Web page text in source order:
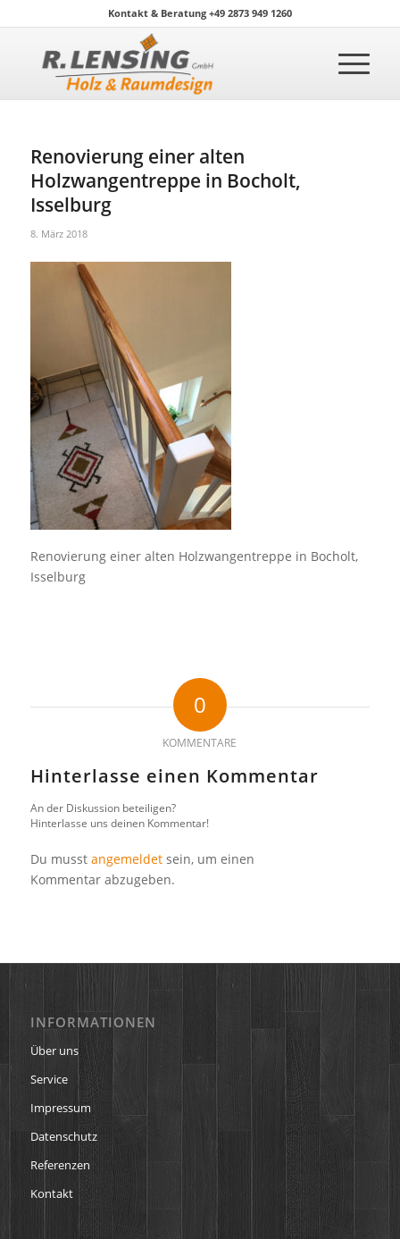
Kontakt & Beratung +49 2873 949 1260
Renovierung einer alten
Holzwangentreppe in Bocholt,
Isselburg
8. März 2018
Renovierung einer alten Holzwangentreppe in Bocholt,
Isselburg
0
KOMMENTARE
Hinterlasse einen Kommentar
An der Diskussion beteiligen?
Hinterlasse uns deinen Kommentar!
Du musst angemeldetsein, um einen
Kommentar abzugeben.
INFORMATIONEN
Über uns
Service
Impressum
Datenschutz
Referenzen
Kontakt